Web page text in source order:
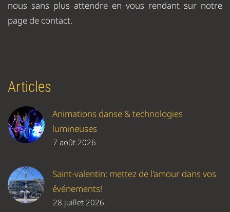
nous sans plus attendre en vous rendant sur notre
page de contact.
Articles
Animations danse & technologies
lumineuses
7 août 2026
Saint-valentin: mettez de l'amour dans vos
événements!
28 juillet 2026